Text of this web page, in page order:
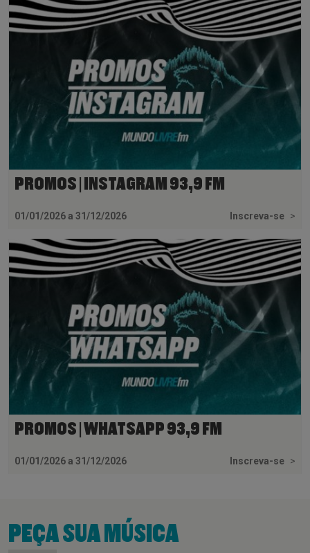
PROMOS | INSTAGRAM 93,9 FM
01/01/2026 a 31/12/2026 Inscreva-se >
PROMOS | WHATSAPP 93,9 FM
01/01/2026 a 31/12/2026 Inscreva-se >
PEÇA SUA MÚSICA